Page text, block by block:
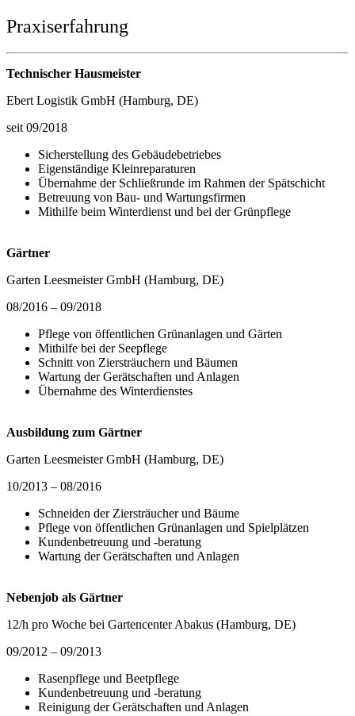
Praxiserfahrung
Technischer Hausmeister
Ebert Logistik GmbH (Hamburg, DE)
seit 09/2018
Sicherstellung des Gebäudebetriebes
Eigenständige Kleinreparaturen
Übernahme der Schließrunde im Rahmen der Spätschicht
Betreuung von Bau- und Wartungsfirmen
Mithilfe beim Winterdienst und bei der Grünpflege
Gärtner
Garten Leesmeister GmbH (Hamburg, DE)
08/2016 – 09/2018
Pflege von öffentlichen Grünanlagen und Gärten
Mithilfe bei der Seepflege
Schnitt von Ziersträuchern und Bäumen
Wartung der Gerätschaften und Anlagen
Übernahme des Winterdienstes
Ausbildung zum Gärtner
Garten Leesmeister GmbH (Hamburg, DE)
10/2013 – 08/2016
Schneiden der Ziersträucher und Bäume
Pflege von öffentlichen Grünanlagen und Spielplätzen
Kundenbetreuung und -beratung
Wartung der Gerätschaften und Anlagen
Nebenjob als Gärtner
12/h pro Woche bei Gartencenter Abakus (Hamburg, DE)
09/2012 – 09/2013
Rasenpflege und Beetpflege
Kundenbetreuung und -beratung
Reinigung der Gerätschaften und Anlagen